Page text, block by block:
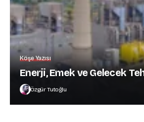
Köşe Yazısı
Enerji, Emek ve Gelecek
Özgür Tutoğlu